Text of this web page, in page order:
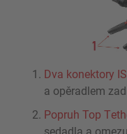
Dva konektory
a opěradlem
Popruh Top
sedadla a